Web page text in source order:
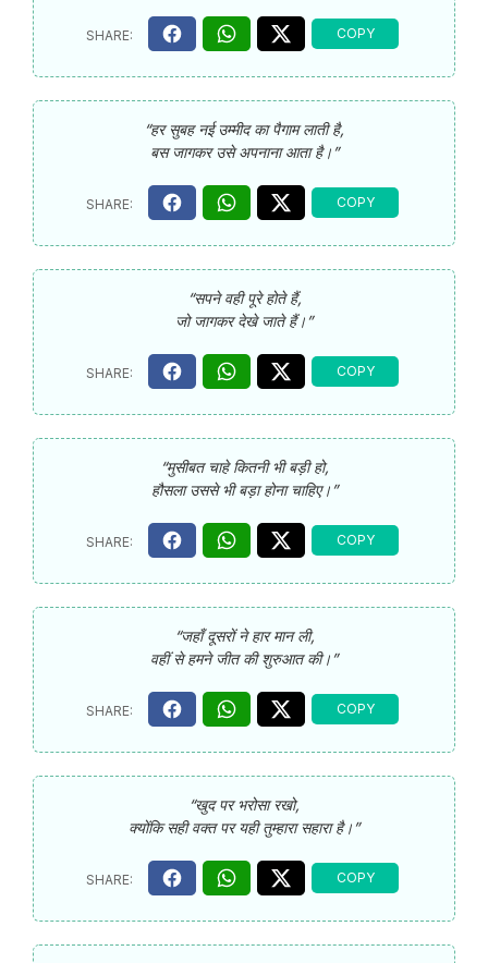
“हर सुबह नई उम्मीद का पैगाम लाती है,
बस जागकर उसे अपनाना आता है।”
“सपने वही पूरे होते हैं,
जो जागकर देखे जाते हैं।”
“मुसीबत चाहे कितनी भी बड़ी हो,
हौसला उससे भी बड़ा होना चाहिए।”
“जहाँ दूसरों ने हार मान ली,
वहीं से हमने जीत की शुरुआत की।”
“खुद पर भरोसा रखो,
क्योंकि सही वक्त पर यही तुम्हारा सहारा है।”